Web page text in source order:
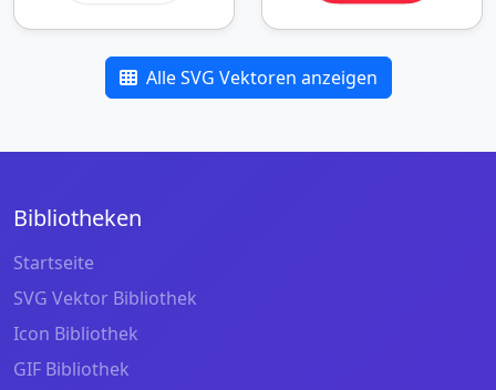
Alle SVG Vektoren anzeigen
Bibliotheken
Startseite
SVG Vektor Bibliothek
Icon Bibliothek
GIF Bibliothek